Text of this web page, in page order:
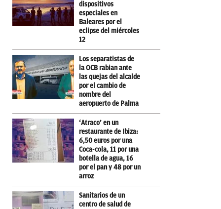
dispositivos
especiales en
Baleares por el
eclipse del miércoles
12
Los separatistas de
la OCB rabian ante
las quejas del alcalde
por el cambio de
nombre del
aeropuerto de Palma
‘Atraco’ en un
restaurante de Ibiza:
6,50 euros por una
Coca-cola, 11 por una
botella de agua, 16
por el pan y 48 por un
arroz
Sanitarios de un
centro de salud de